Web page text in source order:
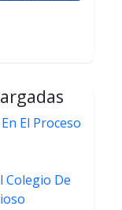
El Proceso
Colegio De